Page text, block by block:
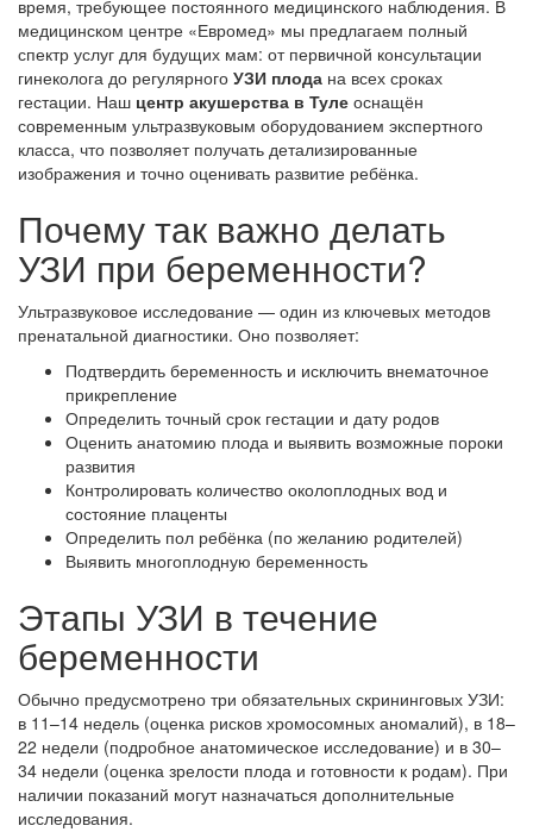
время, требующее постоянного медицинского наблюдения. В
медицинском центре «Евромед» мы предлагаем полный
спектр услуг для будущих мам: от первичной консультации
гинеколога до регулярного УЗИ плода на всех сроках
гестации. Наш центр акушерства в Туле оснащён
современным ультразвуковым оборудованием экспертного
класса, что позволяет получать детализированные
изображения и точно оценивать развитие ребёнка.
Почему так важно делать
УЗИ при беременности?
Ультразвуковое исследование — один из ключевых методов
пренатальной диагностики. Оно позволяет:
Подтвердить беременность и исключить внематочное
прикрепление
Определить точный срок гестации и дату родов
Оценить анатомию плода и выявить возможные пороки
развития
Контролировать количество околоплодных вод и
состояние плаценты
Определить пол ребёнка (по желанию родителей)
Выявить многоплодную беременность
Этапы УЗИ в течение
беременности
Обычно предусмотрено три обязательных скрининговых УЗИ:
в 11–14 недель (оценка рисков хромосомных аномалий), в 18–
22 недели (подробное анатомическое исследование) и в 30–
34 недели (оценка зрелости плода и готовности к родам). При
наличии показаний могут назначаться дополнительные
исследования.